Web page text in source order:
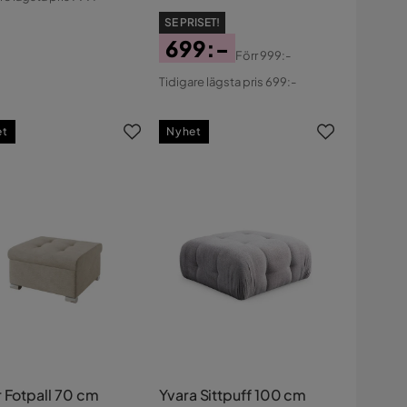
SE PRISET!
Pris
699:-
Original
Förr999:-
Tidigare lägsta pris 699:-
Fotpall 70 cm Yvara Sittpuff 100 cm
Nyhet